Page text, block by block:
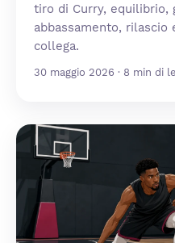
tiro di Curry, equilibrio,
abbassamento,
collega.
30 maggio 2026 · 8 min di